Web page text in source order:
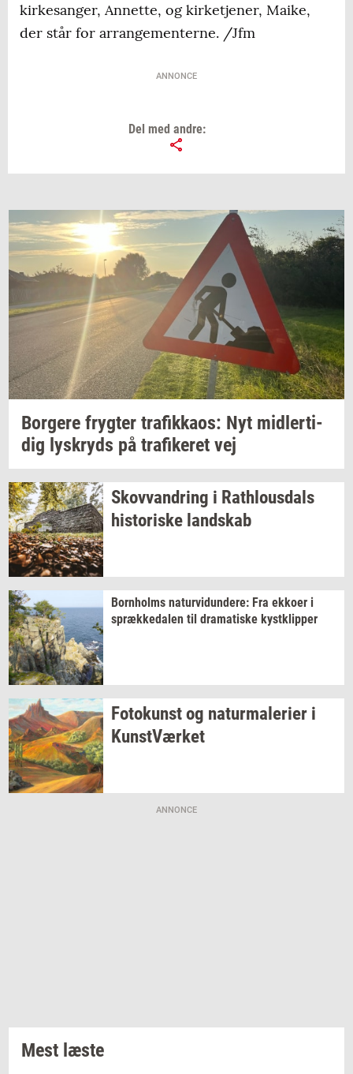
kirkesanger, Annette, og kirketjener, Maike,
der står for arrangementerne. /Jfm
ANNONCE
Del med andre:
Bor­ge­re fryg­ter tra­fik­ka­os: Nyt mid­ler­ti­
dig lys­kryds på tra­fi­ke­ret vej
Sko­vvan­dring i Rat­hlous­dals
hi­sto­ri­ske land­skab
Born­holms na­tur­vi­dun­de­re: Fra ek­ko­er i
spræk­ke­da­len til dra­ma­ti­ske kyst­klip­per
Fo­to­kunstog na­tur­ma­le­ri­er i
Kunst­Vær­ket
ANNONCE
Mest læste